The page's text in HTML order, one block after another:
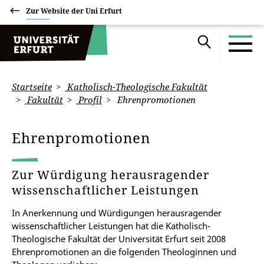
Zur Website der Uni Erfurt
Startseite
Katholisch-Theologische Fakultät
Fakultät
Profil Ehrenpromotionen
Ehrenpromotionen
Zur Würdigung herausragender
wissenschaftlicher Leistungen
In Anerkennung und Würdigungen herausragender
wissenschaftlicher Leistungen hat die Katholisch-
Theologische Fakultät der Universität Erfurt seit 2008
Ehrenpromotionen an die folgenden Theologinnen und